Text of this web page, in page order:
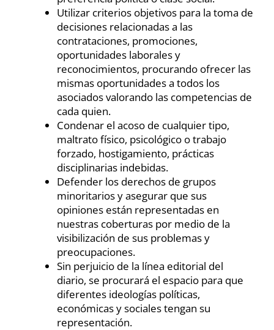
Utilizar criterios objetivos para la toma de
decisiones relacionadas a las
contrataciones, promociones,
oportunidades laborales y
reconocimientos, procurando ofrecer las
mismas oportunidades a todos los
asociados valorando las competencias de
cada quien.
Condenar el acoso de cualquier tipo,
maltrato físico, psicológico o trabajo
forzado, hostigamiento, prácticas
disciplinarias indebidas.
Defender los derechos de grupos
minoritarios y asegurar que sus
opiniones están representadas en
nuestras coberturas por medio de la
visibilización de sus problemas y
preocupaciones.
Sin perjuicio de la línea editorial del
diario, se procurará el espacio para que
diferentes ideologías políticas,
económicas y sociales tengan su
representación.